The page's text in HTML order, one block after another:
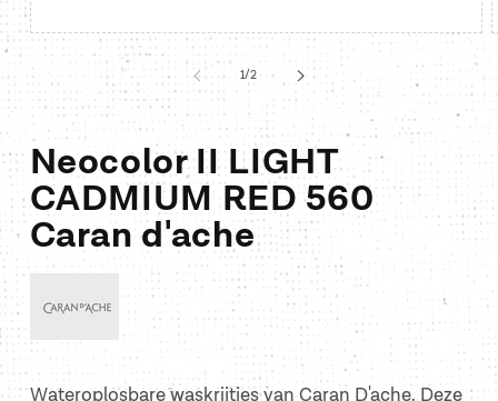
Media
openen
modaal
1/van
2
Neocolor II LIGHT
CADMIUM RED 560
Caran d'ache
Wateroplosbare waskrijtjes van Caran D'ache. Deze